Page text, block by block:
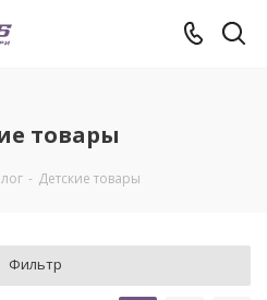
товары
- Детские товары
Фильтр